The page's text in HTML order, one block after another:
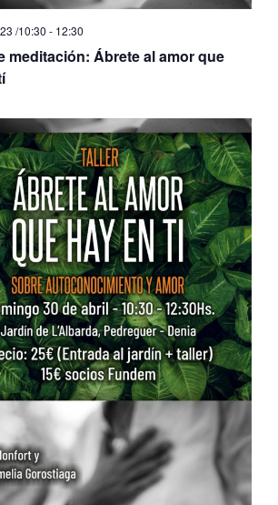
meditación: Ábrete al amor que
/10:30 - 12:30